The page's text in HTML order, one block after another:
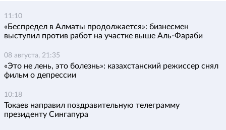
11:10
«Беспредел в Алматы продолжается»: бизнесмен
выступил против работ на участке выше Аль-Фараби
08 августа, 21:35
«Это не лень, это болезнь»: казахстанский режиссер снял
фильм о депрессии
10:18
Токаев направил поздравительную телеграмму
президенту Сингапура